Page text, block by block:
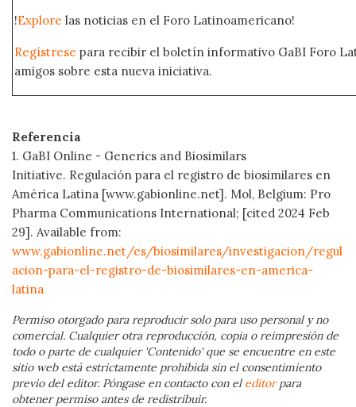
!Explore las noticias en el Foro Latinoamericano!
Regístrese para recibir el boletín informativo GaBI Foro
amigos sobre esta nueva iniciativa.
Referencia
1. GaBI Online - Generics and Biosimilars
Initiative. Regulación para el registro de biosimilares en
América Latina [www.gabionline.net]. Mol, Belgium: Pro
Pharma Communications International; [cited 2024 Feb
29]. Available from:
www.gabionline.net/es/biosimilares/investigacion/regul
acion-para-el-registro-de-biosimilares-en-america-
latina
Permiso otorgado para reproducir solo para uso personal y no
comercial. Cualquier otra reproducción, copia o reimpresión de
todo o parte de cualquier 'Contenido' que se encuentre en este
sitio web está estrictamente prohibida sin el consentimiento
previo del editor. Póngase en contacto con el editorpara
obtener permiso antes de redistribuir.